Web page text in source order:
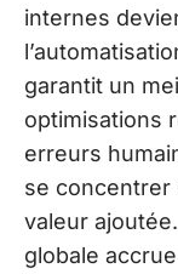
internes
garantit un
optimisations
erreurs
se concentrer
valeur
globale